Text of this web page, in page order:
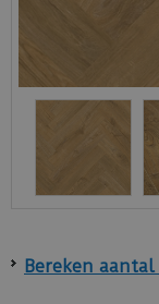
Bereken aantal